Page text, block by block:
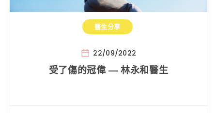
醫生分享
22/09/2022
受了傷的冠偉 — 林永和醫生